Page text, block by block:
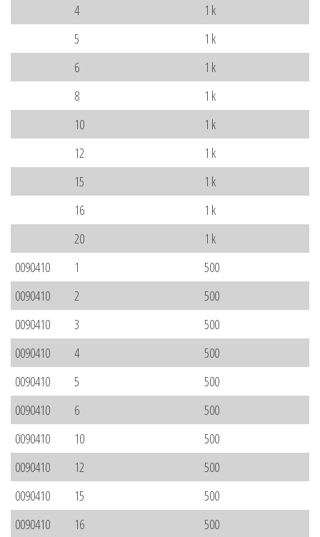
4
1 k
5
1 k
6
1 k
8
1 k
10
1 k
12
1 k
15
1 k
16
1 k
20
1 k
0090410
1
500
0090410
2
500
0090410
3
500
0090410
4
500
0090410
5
500
0090410
6
500
0090410
10
500
0090410
12
500
0090410
15
500
0090410
16 500